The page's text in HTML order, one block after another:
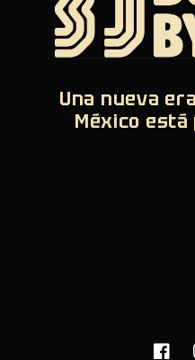
Una nueva
México